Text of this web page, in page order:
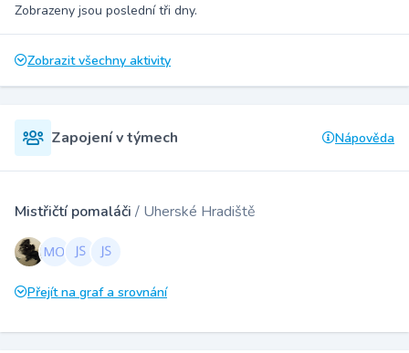
Zobrazeny jsou poslední tři dny.
Zobrazit všechny aktivity
Zapojení v týmech Nápověda
Mistřičtí pomaláči / Uherské Hradiště
Přejít na graf a srovnání